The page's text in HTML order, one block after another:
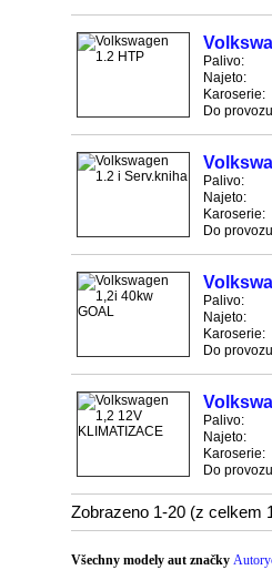
Palivo:
Najeto:
Karoserie:
Do
Palivo:
Najeto:
Karoserie:
Do
Palivo:
Najeto:
Karoserie:
Do
Palivo:
Najeto:
Karoserie:
Do
Zobrazeno 1-20 (z celkem
Všechny modely aut značky